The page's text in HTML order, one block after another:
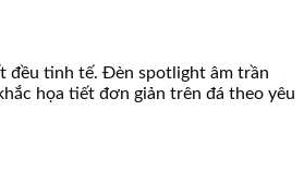
đều tinh tế. Đèn spotlight âm trần
họa tiết đơn giản trên đá theo yêu